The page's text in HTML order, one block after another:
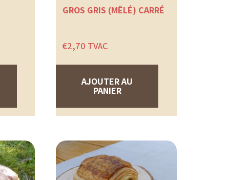
GROS GRIS (MÊLÉ) CARRÉ
€2,70 TVAC
AJOUTER AU
PANIER